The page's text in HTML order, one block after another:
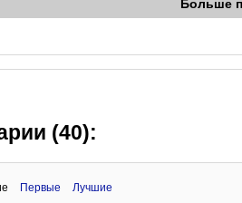
Больше
(40):
Первые Лучшие